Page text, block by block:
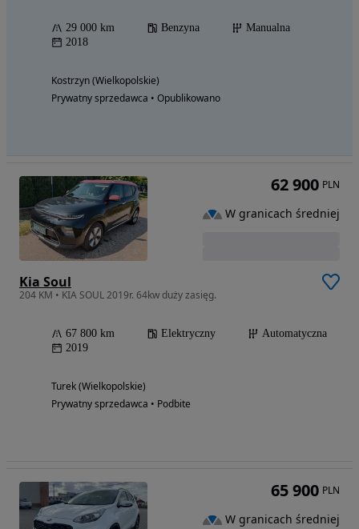
29 000 km Benzyna
Manualna
2018
Kostrzyn (Wielkopolskie)
Prywatny sprzedawca • Opublikowano
Kia Soul
204 KM • KIA SOUL 2019r. 64kw duży zasięg.
67 800 km Elektryczny
Automatyczna
2019
Turek (Wielkopolskie)
Prywatny sprzedawca • Podbite
62 900 PLN
W granicach średniej
65 900 PLN
W granicach średniej